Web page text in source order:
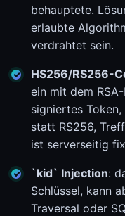
behauptete.
erlaubte
verdrahtet sein.
HS256/RS256-
ein mit dem
signiertes
statt RS256,
ist serverseitig
`kid` Injection:
Schlüssel, kann
Traversal oder